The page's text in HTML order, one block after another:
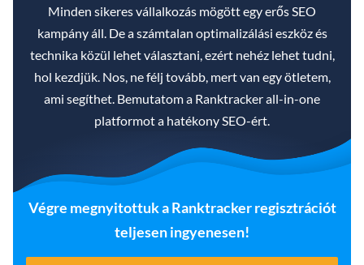
Minden sikeres vállalkozás mögött egy erős SEO
kampány áll. De a számtalan optimalizálási eszköz és
technika közül lehet választani, ezért nehéz lehet tudni,
hol kezdjük. Nos, ne félj tovább, mert van egy ötletem,
ami segíthet. Bemutatom a Ranktracker all-in-one
platformot a hatékony SEO-ért.
Végre megnyitottuk a Ranktracker regisztrációt
teljesen ingyenesen!